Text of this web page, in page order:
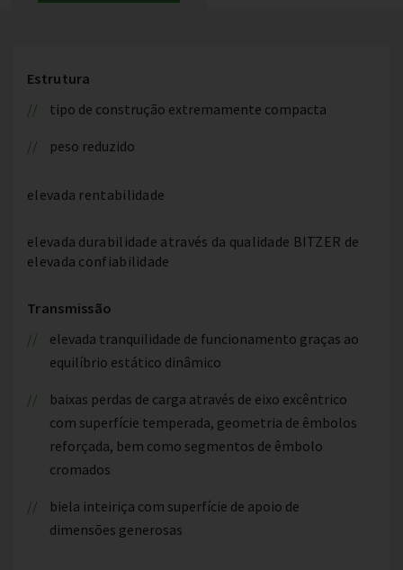
Estrutura
tipo de construção extremamente compacta
peso reduzido
elevada rentabilidade
elevada durabilidade através da qualidade BITZER de
elevada confiabilidade
Transmissão
elevada tranquilidade de funcionamento graças ao
equilíbrio estático dinâmico
baixas perdas de carga através de eixo excêntrico
com superfície temperada, geometria de êmbolos
reforçada, bem como segmentos de êmbolo
cromados
biela inteiriça com superfície de apoio de
dimensões generosas